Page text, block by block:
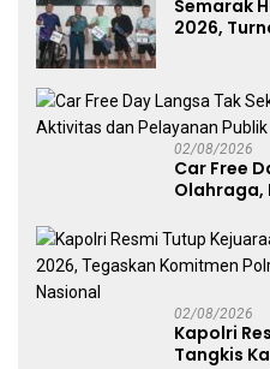
Semarak
2026,
02/08/2026
Car Free
Olahraga,
02/08/2026
Kapolri
Tangkis